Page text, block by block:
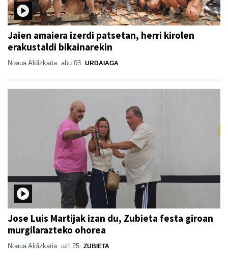
Jaien amaiera izerdi patsetan, herri kirolen
erakustaldi bikainarekin
Noaua Aldizkaria abu 03 URDAIAGA
Jose Luis Martijak izan du, Zubieta festa giroan
murgilarazteko ohorea
Noaua Aldizkaria uzt 25 ZUBIETA